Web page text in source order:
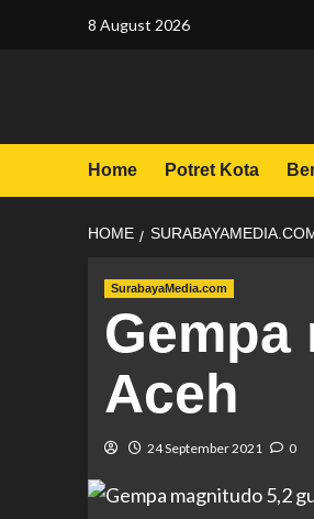
8 August 2026
Home Potret Kota
HOME
SurabayaMedia.com
Aceh
24 September 2021 0